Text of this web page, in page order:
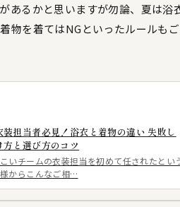
あるかと思いますが勿論、夏は浴
物を着てはNGといったルールも
装担当者必見！浴衣と着物の違い 失敗し
方と選び方のコツ
いチームの衣装担当を初めて任されたとい
からこんなご相…